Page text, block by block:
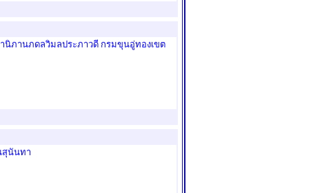
านิภานภดลวิมลประภาวดี กรมขุนอู่ทองเขต
สุนันทา